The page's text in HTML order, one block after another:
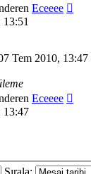
Eceeee
Tem 2010, 13:47
Eceeee
13:47